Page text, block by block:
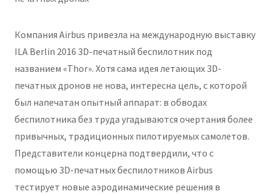
Компания Airbus привезла на международную выставку
ILA Berlin 2016 3D-печатный беспилотник под
названием «Thor». Хотя сама идея летающих 3D-
печатных дронов не нова, интересна цель, с которой
был напечатан опытный аппарат: в обводах
беспилотника без труда угадываются очертания более
привычных, традиционных пилотируемых самолетов.
Представители концерна подтвердили, что с
помощью 3D-печатных беспилотников Airbus
тестирует новые аэродинамические решения в